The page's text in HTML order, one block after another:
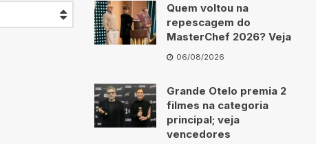
Quem voltou na
repescagem do
MasterChef 2026? Veja
06/08/2026
Grande Otelo premia 2
filmes na categoria
principal; veja
vencedores